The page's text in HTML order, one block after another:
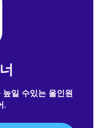
일 수있는 올인원
.